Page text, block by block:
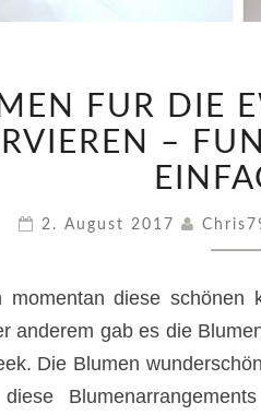
–
FÜR DIE
–
2. August 2017
momentan diese schönen
anderem gab es die
Die Blumen